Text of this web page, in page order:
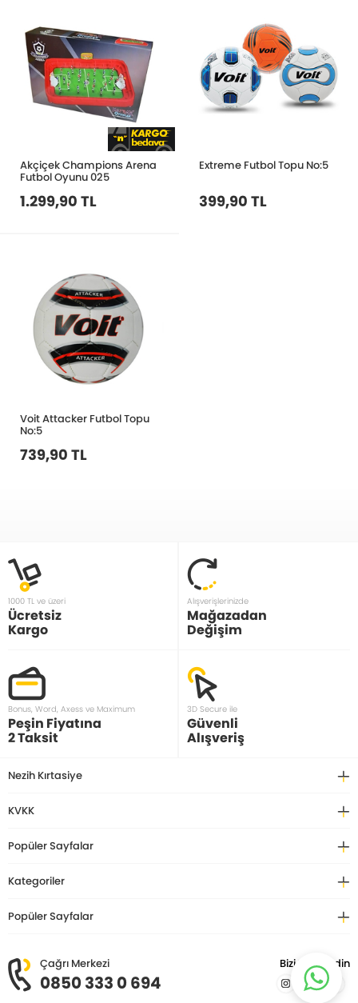
Akçiçek Champions Arena
Futbol Oyunu 025
1.299,90 TL
Extreme Futbol Topu No:5
399,90 TL
Voit Attacker Futbol Topu
No:5
739,90 TL
1000 TL ve üzeri
Ücretsiz
Kargo
Alışverişlerinizde
Mağazadan
Değişim
Bonus, Word, Axess ve Maximum
Peşin Fiyatına
2 Taksit
3D Secure ile
Güvenli
Alışveriş
Nezih Kırtasiye
KVKK
Popüler Sayfalar
Kategoriler
Popüler Sayfalar
Çağrı Merkezi
0850 333 0 694
Bizi Takip Edin